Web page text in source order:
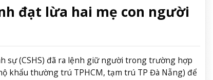
đạt lừa hai mẹ con người
sự (CSHS) đã ra lệnh giữ người trong trường hợp
khẩu thường trú TPHCM, tạm trú TP Đà Nẵng) để